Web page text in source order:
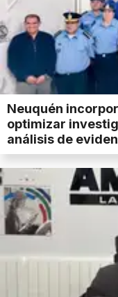
Neuquén
optimizar
análisis de